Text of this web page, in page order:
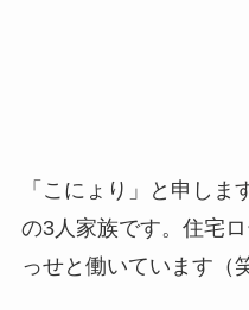
「こにょり」と申しま
の3人家族です。住宅
っせと働いています（